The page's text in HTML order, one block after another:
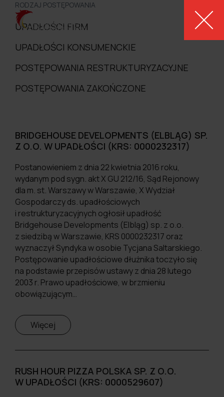
MENU
RODZAJ POSTĘPOWANIA
UPADŁOŚCI FIRM
UPADŁOŚCI KONSUMENCKIE
POSTĘPOWANIA RESTRUKTURYZACYJNE
POSTĘPOWANIA ZAKOŃCZONE
BRIDGEHOUSE DEVELOPMENTS (ELBLĄG) SP.
Z O.O. W UPADŁOŚCI (KRS: 0000232317)
Postanowieniem z dnia 22 kwietnia 2016 roku,
wydanym pod sygn. akt X GU 212/16, Sąd Rejonowy
dla m. st. Warszawy w Warszawie, X Wydział
Gospodarczy ds. upadłościowych
i restrukturyzacyjnych ogłosił upadłość
Bridgehouse Developments (Elbląg) sp. z o.o.
z siedzibą w Warszawie, KRS 0000232317 oraz
wyznaczył Syndyka w osobie Tycjana Saltarskiego.
Postępowanie upadłościowe dłużnika toczyło się
na podstawie przepisów ustawy z dnia 28 lutego
2003 r. Prawo upadłościowe, w brzmieniu
obowiązującym…
Więcej
RUSH HOUR PIZZA POLSKA SP. Z O.O.
W UPADŁOŚCI (KRS: 0000529607)